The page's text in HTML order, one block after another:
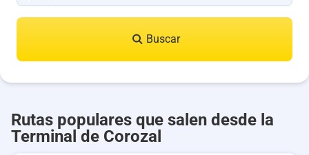
Buscar
Rutas populares que salen desde la
Terminal de Corozal